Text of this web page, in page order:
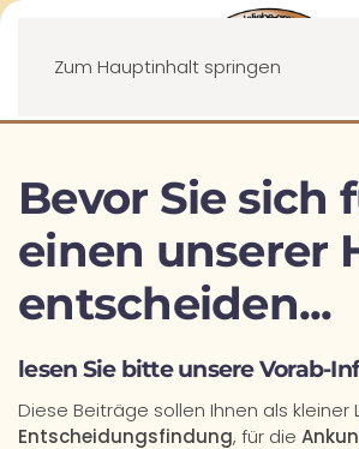
Zum Hauptinhalt springen
Menü
Bevor Sie sich
einen unserer
entscheiden...
lesen Sie bitte unsere Vorab-
Diese Beiträge sollen Ihnen als kleiner
Entscheidungsfindung, für die